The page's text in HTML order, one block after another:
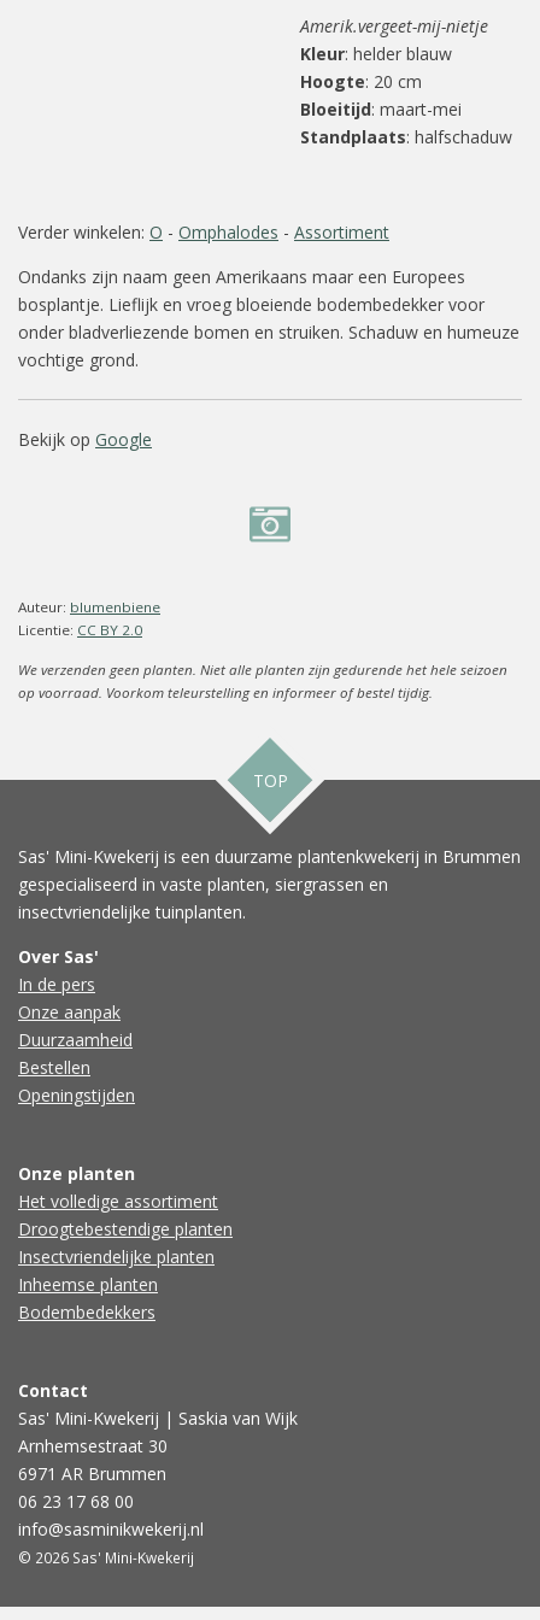
Amerik.vergeet-mij-nietje
Kleur: helder blauw
Hoogte: 20 cm
Bloeitijd: maart-mei
Standplaats: halfschaduw
Verder winkelen: O - Omphalodes - Assortiment
Ondanks zijn naam geen Amerikaans maar een Europees
bosplantje. Lieflijk en vroeg bloeiende bodembedekker voor
onder bladverliezende bomen en struiken. Schaduw en humeuze
vochtige grond.
Bekijk op Google
Auteur: blumenbiene
Licentie: CC BY 2.0
We verzenden geen planten. Niet alle planten zijn gedurende het hele seizoen
op voorraad. Voorkom teleurstelling en informeer of bestel tijdig.
TOP
Sas' Mini-Kwekerij is een duurzame plantenkwekerij in Brummen
gespecialiseerd in vaste planten, siergrassen en
insectvriendelijke tuinplanten.
Over Sas'
In de pers
Onze aanpak
Duurzaamheid
Bestellen
Openingstijden
Onze planten
Het volledige assortiment
Droogtebestendige planten
Insectvriendelijke planten
Inheemse planten
Bodembedekkers
Contact
Sas' Mini-Kwekerij | Saskia van Wijk
Arnhemsestraat 30
6971 AR Brummen
06 23 17 68 00
info@sasminikwekerij.nl
© 2026 Sas' Mini-Kwekerij